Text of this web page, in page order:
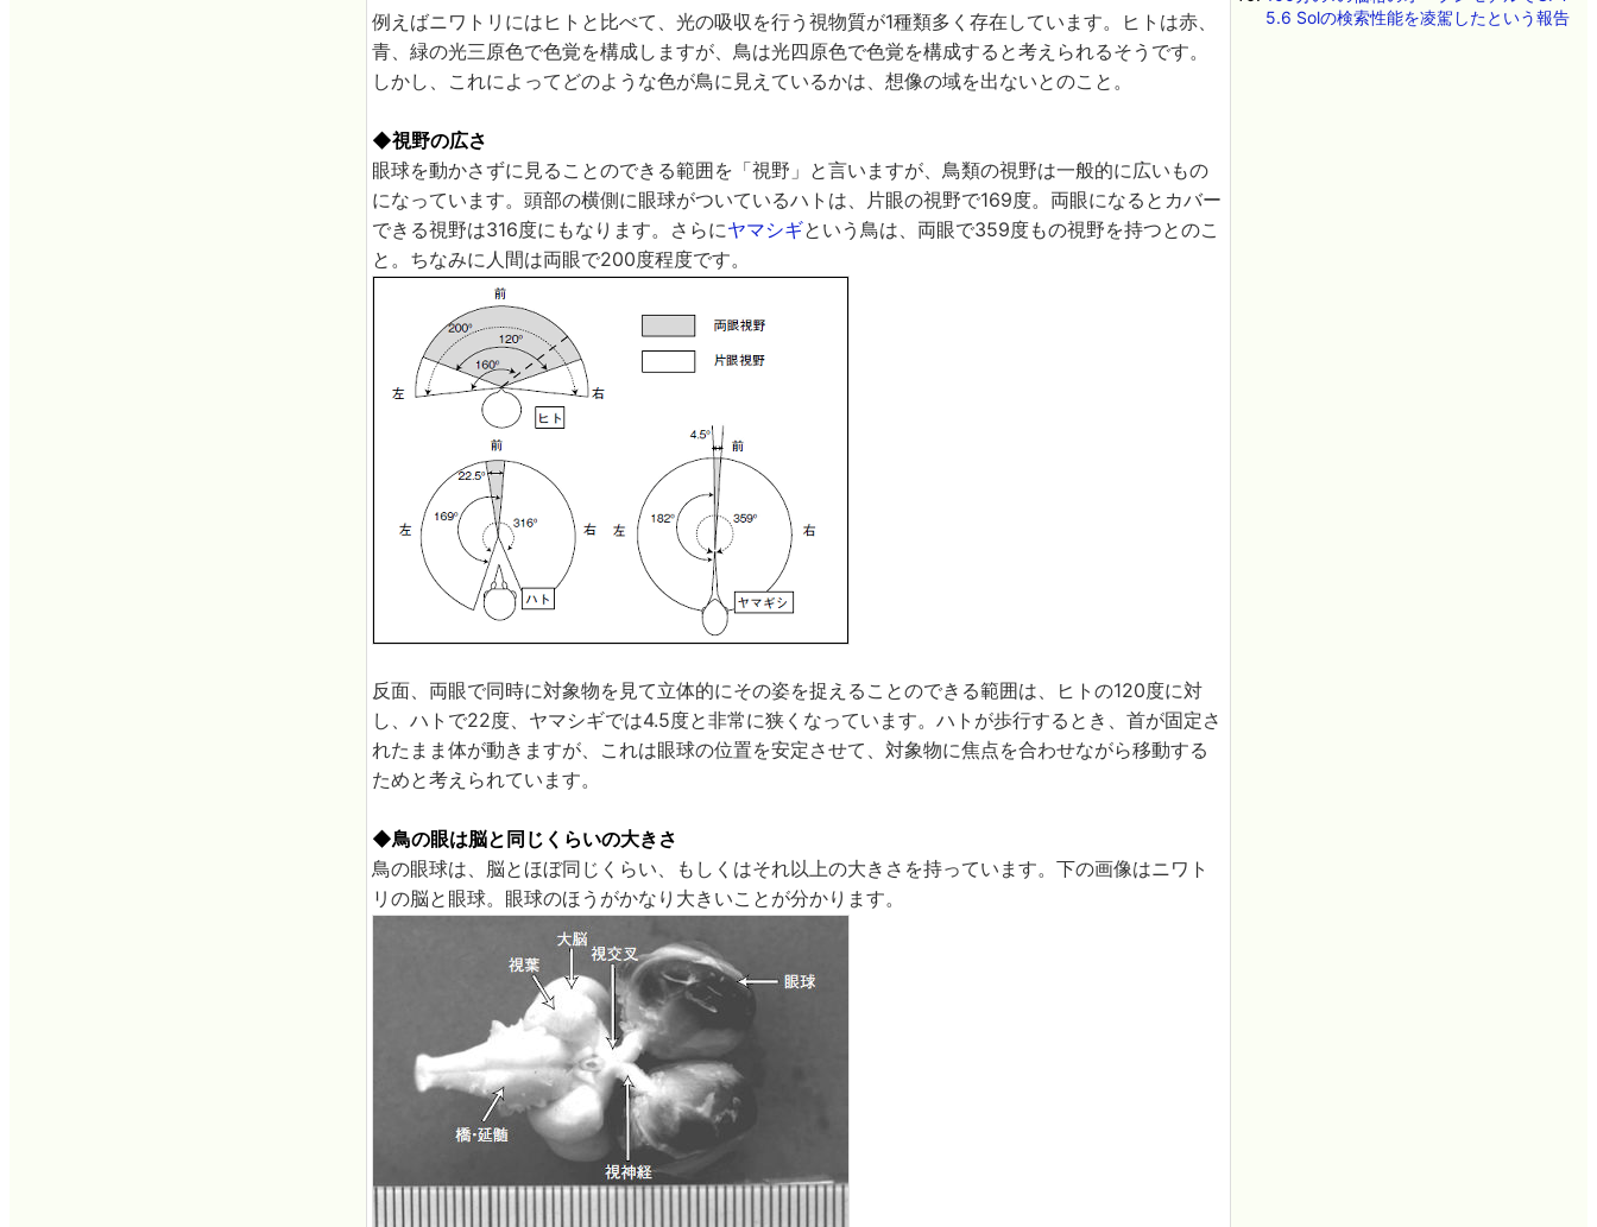
例えばニワトリにはヒトと比べて、光の吸収を行う視物質が1種類多く存在しています。ヒトは赤、
青、緑の光三原色で色覚を構成しますが、鳥は光四原色で色覚を構成すると考えられるそうです。
しかし、これによってどのような色が鳥に見えているかは、想像の域を出ないとのこと。
◆視野の広さ
眼球を動かさずに見ることのできる範囲を「視野」と言いますが、鳥類の視野は一般的に広いもの
になっています。頭部の横側に眼球がついているハトは、片眼の視野で169度。両眼になるとカバー
できる視野は316度にもなります。さらにヤマシギという鳥は、両眼で359度もの視野を持つとのこ
と。ちなみに人間は両眼で200度程度です。
反面、両眼で同時に対象物を見て立体的にその姿を捉えることのできる範囲は、ヒトの120度に対
し、ハトで22度、ヤマシギでは4.5度と非常に狭くなっています。ハトが歩行するとき、首が固定さ
れたまま体が動きますが、これは眼球の位置を安定させて、対象物に焦点を合わせながら移動する
ためと考えられています。
◆鳥の眼は脳と同じくらいの大きさ
鳥の眼球は、脳とほぼ同じくらい、もしくはそれ以上の大きさを持っています。下の画像はニワト
リの脳と眼球。眼球のほうがかなり大きいことが分かります。
5.6 Solの検索性能を凌駕したという報告